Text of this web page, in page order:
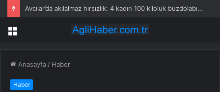
Avcılar’da akılalmaz hırsızlık: 4 kadın 100 kiloluk buzdolabını böyle çaldı
Menü
Anasayfa / Haber
Haber